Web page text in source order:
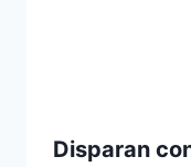
Disparan